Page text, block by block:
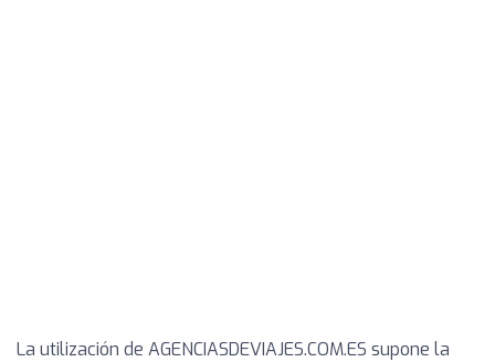
La utilización de AGENCIASDEVIAJES.COM.ES supone la